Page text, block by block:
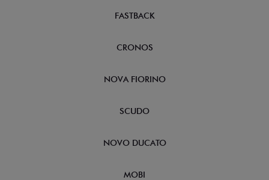
FASTBACK
CRONOS
NOVA FIORINO
SCUDO
NOVO DUCATO
MOBI